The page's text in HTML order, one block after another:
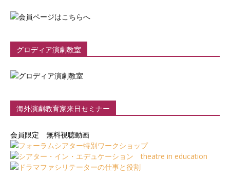
グロディア演劇教室
海外演劇教育家来日セミナー
会員限定 無料視聴動画